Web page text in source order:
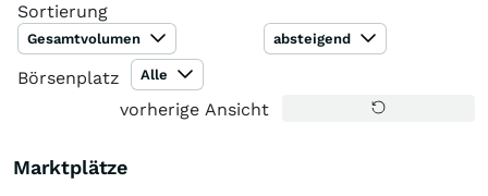
Sortierung
Gesamtvolumen absteigend
Börsenplatz Alle
vorherige Ansicht
Marktplätze